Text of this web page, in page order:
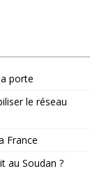
porte
le réseau
France
au Soudan ?